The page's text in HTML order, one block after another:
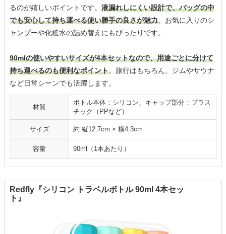
るのが嬉しいポイントです。 液漏れしにくい設計で、バッグの中
でも安心して持ち運べる使い勝手の良さが魅力。お気に入りのシ
ャンプーや化粧水の詰め替えにもぴったりです。
90mlの使いやすいサイズが4本セットなので、用途ごとに分けて
持ち運べるのも便利なポイント。旅行はもちろん、ジムやサウナ
など日常シーンでも活躍します。
材質
ボトル本体：シリコン、キャップ部分：プラス
チック（PPなど）
サイズ 約 縦12.7cm × 横4.3cm
容量 90ml（1本あたり）
Redfly『シリコン トラベルボトル 90ml 4本セッ
ト』